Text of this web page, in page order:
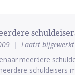
| Laatst
meerdere
schuldeisers